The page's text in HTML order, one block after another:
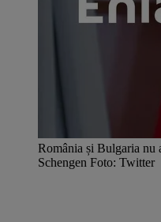
România și Bulgaria nu
Schengen Foto: Twitter